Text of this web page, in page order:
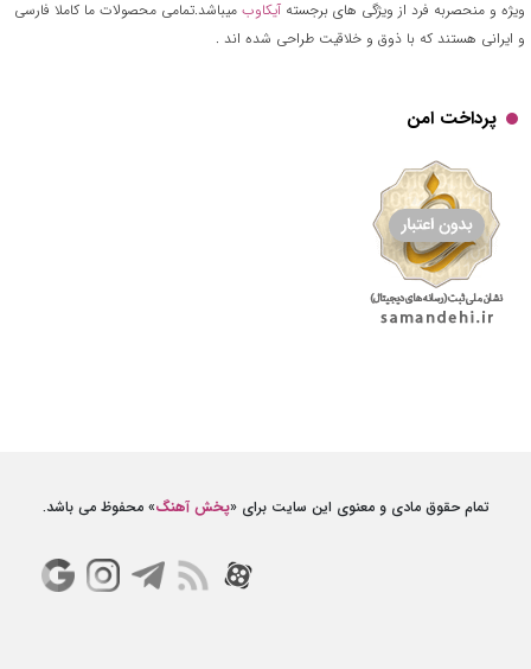
ویژه و منحصربه فرد از ویژگی های برجسته آیکاوب میباشد.تمامی محصولات ما کاملا فارسی
و ایرانی هستند که با ذوق و خلاقیت طراحی شده اند .
پرداخت امن
تمام حقوق مادی و معنوی این سایت برای «پخش آهنگ» محفوظ می باشد.